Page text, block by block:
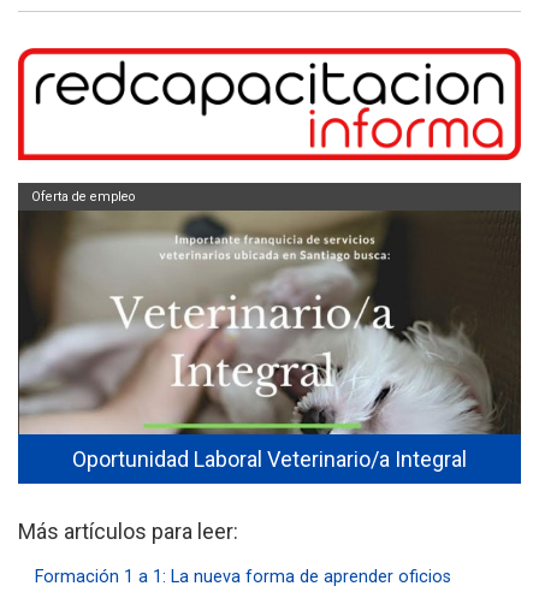
Oportunidad Laboral Veterinario/a Integral
Oferta de empleo
Más artículos para leer:
Formación 1 a 1: La nueva forma de aprender oficios